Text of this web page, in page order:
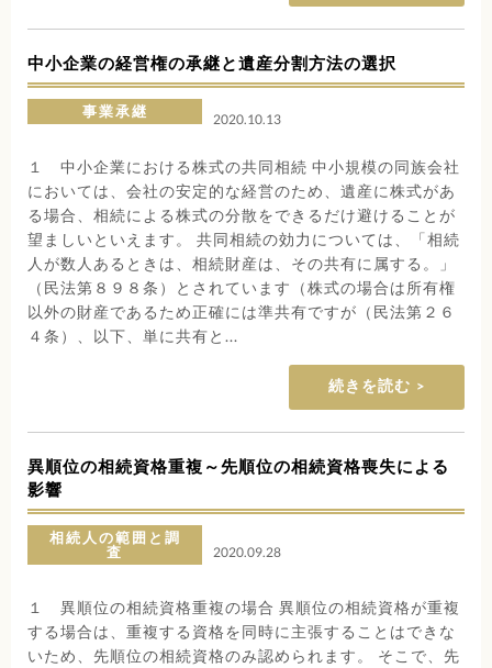
中小企業の経営権の承継と遺産分割方法の選択
事業承継 2020.10.13
１ 中小企業における株式の共同相続 中小規模の同族会社
においては、会社の安定的な経営のため、遺産に株式があ
る場合、相続による株式の分散をできるだけ避けることが
望ましいといえます。 共同相続の効力については、「相続
人が数人あるときは、相続財産は、その共有に属する。」
（民法第８９８条）とされています（株式の場合は所有権
以外の財産であるため正確には準共有ですが（民法第２６
４条）、以下、単に共有と...
続きを読む
異順位の相続資格重複～先順位の相続資格喪失による
影響
相続人の範囲と調
査 2020.09.28
１ 異順位の相続資格重複の場合 異順位の相続資格が重複
する場合は、重複する資格を同時に主張することはできな
いため、先順位の相続資格のみ認められます。 そこで、先